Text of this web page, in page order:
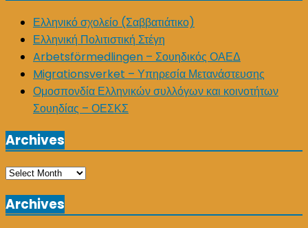
Ελληνικό σχολείο (Σαββατιάτικο)
Ελληνική Πολιτιστική Στέγη
Arbetsförmedlingen – Σουηδικός ΟΑΕΔ
Migrationsverket – Υπηρεσία Μετανάστευσης
Ομοσπονδία Ελληνικών συλλόγων και κοινοτήτων
Σουηδίας – ΟΕΣΚΣ
Archives
Archives
Archives